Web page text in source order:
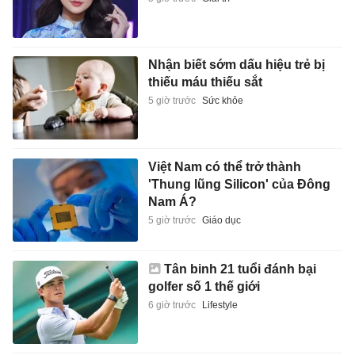
Nhận biết sớm dấu hiệu trẻ bị
thiếu máu thiếu sắt
5 giờ trước Sức khỏe
Việt Nam có thể trở thành
'Thung lũng Silicon' của Đông
Nam Á?
5 giờ trước Giáo dục
Tân binh 21 tuổi đánh bại
golfer số 1 thế giới
6 giờ trước Lifestyle